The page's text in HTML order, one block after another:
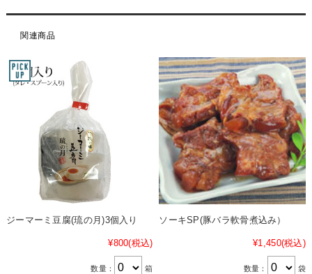
関連商品
ジーマーミ豆腐(琉の月)3個入り
¥800(税込)
数量： 箱
ソーキSP(豚バラ軟骨煮込み）
¥1,450(税込)
数量： 袋